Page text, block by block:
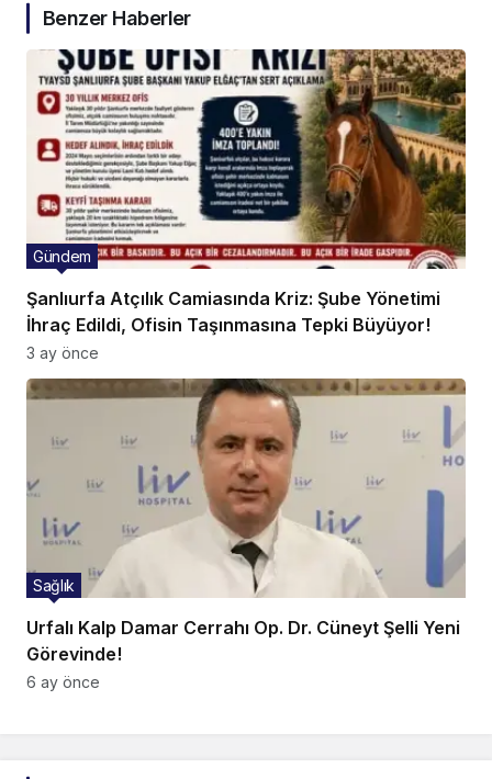
Benzer Haberler
Şanlıurfa Atçılık Camiasında Kriz: Şube Yönetimi
İhraç Edildi, Ofisin Taşınmasına Tepki Büyüyor!
Gündem
3 ay önce
Urfalı Kalp Damar Cerrahı Op. Dr. Cüneyt Şelli Yeni
Görevinde!
Sağlık
6 ay önce